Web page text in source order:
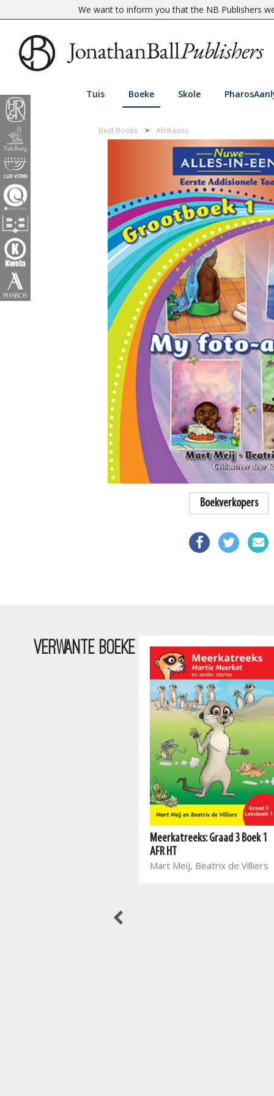
We want to inform you that the NB Publishers
Tuis Boeke Skole
Best Books Afrikaans
Boekverkopers
VERWANTE BOEKE
Meerkatreeks: Graad 3 Boek 1
AFR HT
Mart Meij, Beatrix de Villiers